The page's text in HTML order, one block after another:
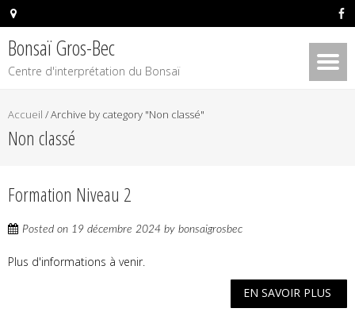
Bonsaï Gros-Bec
Centre d'interprétation du Bonsaï
Accueil /Archive by category "Non classé"
Non classé
Formation Niveau 2
Posted on 19 décembre 2024 by bonsaigrosbec
Plus d'informations à venir.
EN SAVOIR PLUS